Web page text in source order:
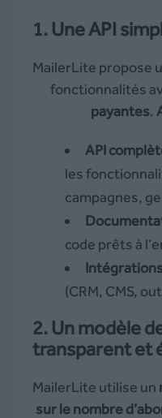
1. Une API
MailerLite propose
fonctionnalités
payantes.
API
les
campagnes,
code prêts à
(CRM, CMS,
2. Un modèle
transparent et
MailerLite utilise un
sur le nombre